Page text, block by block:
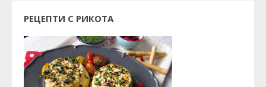
РЕЦЕПТИ С РИКОТА